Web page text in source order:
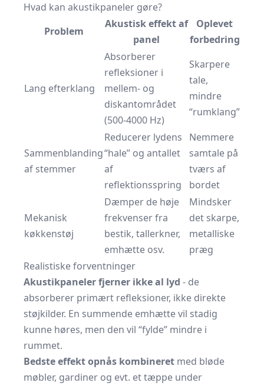
Hvad kan akustikpaneler gøre?
Problem
Akustisk effekt af
panel
Oplevet
forbedring
Lang efterklang
Absorberer
refleksioner i
mellem- og
diskantområdet
(500-4000 Hz)
Skarpere
tale,
mindre
“rumklang”
Sammenblanding
af stemmer
Reducerer lydens
“hale” og antallet
af
reflektionsspring
Nemmere
samtale på
tværs af
bordet
Mekanisk
køkkenstøj
Dæmper de høje
frekvenser fra
bestik, tallerkner,
emhætte osv.
Mindsker
det skarpe,
metalliske
præg
Realistiske forventninger
Akustikpaneler fjerner ikke al lyd - de
absorberer primært refleksioner, ikke direkte
støjkilder. En summende emhætte vil stadig
kunne høres, men den vil “fylde” mindre i
rummet.
Bedste effekt opnås kombineret med bløde
møbler, gardiner og evt. et tæppe under